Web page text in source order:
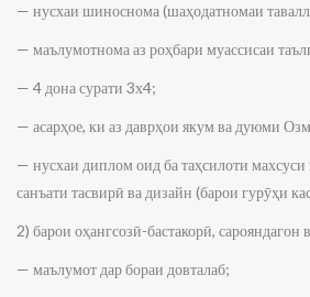
— нусхаи шиноснома (шаҳодатномаи
— маълумотнома аз роҳбари муассисаи
— 4 дона сурати 3х4;
— асарҳое, ки аз даврҳои якум ва дуюми
— нусхаи диплом оид ба таҳсилоти махсуси
санъати тасвирӣ ва дизайн (барои гурӯҳи
2) барои оҳангсозӣ-бастакорӣ, сарояндагон
— маълумот дар бораи довталаб;